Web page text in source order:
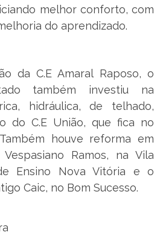
melhor conforto, com
do aprendizado.
da C.E Amaral Raposo, o
também investiu na
hidráulica, de telhado,
do C.E União, que fica no
houve reforma em
Ramos, na Vila
Ensino Nova Vitória e o
Caic, no Bom Sucesso.